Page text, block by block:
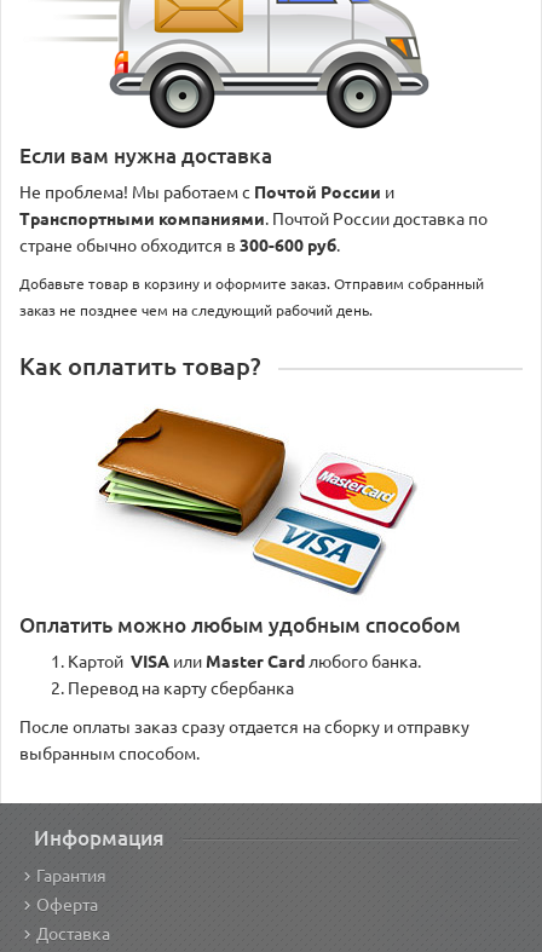
Если вам нужна доставка
Не проблема! Мы работаем с Почтой России и
Транспортными компаниями. Почтой России доставка по
стране обычно обходится в 300-600 руб.
Добавьте товар в корзину и оформите заказ. Отправим собранный
заказ не позднее чем на следующий рабочий день.
Как оплатить товар?
Оплатить можно любым удобным способом
Картой VISA или Master Card любого банка.
Перевод на карту сбербанка
После оплаты заказ сразу отдается на сборку и отправку
выбранным способом.
Информация
Гарантия
Оферта
Доставка